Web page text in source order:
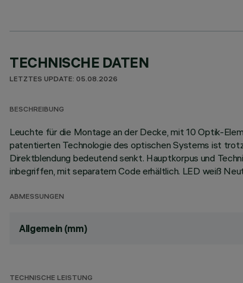
TECHNISCHE DATEN
LETZTES UPDATE: 05.08.2026
BESCHREIBUNG
Leuchte für die Montage an der Decke, mit 10 Optik-
patentierten Technologie des optischen Systems ist
Direktblendung bedeutend senkt. Hauptkorpus und
inbegriffen, mit separatem Code erhältlich. LED weiß
ABMESSUNGEN
Allgemein (mm)
TECHNISCHE LEISTUNG